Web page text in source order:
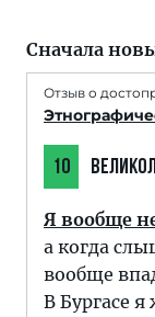
Сначала
Отзыв о
10
Я вообще
а когда
вообще
В Бургасе